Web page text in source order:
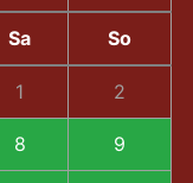
Sa So
1 2
8 9